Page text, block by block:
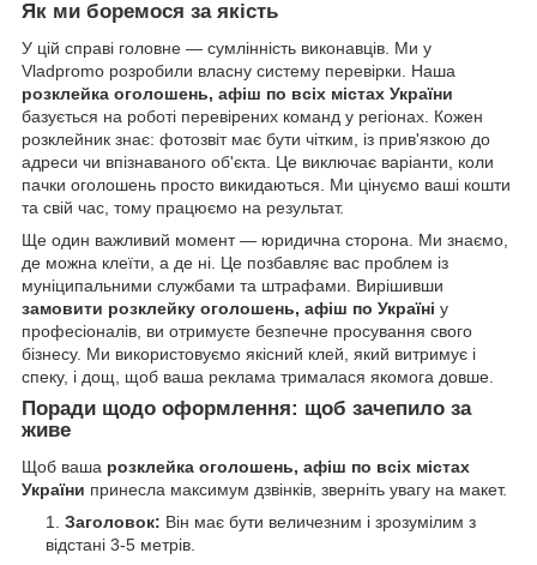
Як ми боремося за якість
У цій справі головне — сумлінність виконавців. Ми у
Vladpromo розробили власну систему перевірки. Наша
розклейка оголошень, афіш по всіх містах України
базується на роботі перевірених команд у регіонах. Кожен
розклейник знає: фотозвіт має бути чітким, із прив'язкою до
адреси чи впізнаваного об'єкта. Це виключає варіанти, коли
пачки оголошень просто викидаються. Ми цінуємо ваші кошти
та свій час, тому працюємо на результат.
Ще один важливий момент — юридична сторона. Ми знаємо,
де можна клеїти, а де ні. Це позбавляє вас проблем із
муніципальними службами та штрафами. Вирішивши
замовити розклейку оголошень, афіш по Україні у
професіоналів, ви отримуєте безпечне просування свого
бізнесу. Ми використовуємо якісний клей, який витримує і
спеку, і дощ, щоб ваша реклама трималася якомога довше.
Поради щодо оформлення: щоб зачепило за
живе
Щоб ваша розклейка оголошень, афіш по всіх містах
України принесла максимум дзвінків, зверніть увагу на макет.
Заголовок: Він має бути величезним і зрозумілим з
відстані 3-5 метрів.